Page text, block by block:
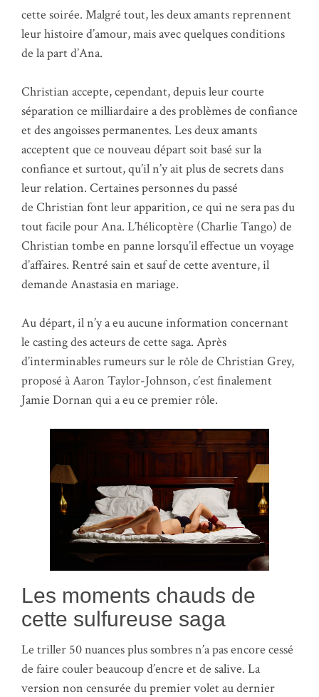
cette soirée. Malgré tout, les deux amants reprennent
leur histoire d’amour, mais avec quelques conditions
de la part d’Ana.
Christian accepte, cependant, depuis leur courte
séparation ce milliardaire a des problèmes de confiance
et des angoisses permanentes. Les deux amants
acceptent que ce nouveau départ soit basé sur la
confiance et surtout, qu’il n’y ait plus de secrets dans
leur relation. Certaines personnes du passé
de Christian font leur apparition, ce qui ne sera pas du
tout facile pour Ana. L’hélicoptère (Charlie Tango) de
Christian tombe en panne lorsqu’il effectue un voyage
d’affaires. Rentré sain et sauf de cette aventure, il
demande Anastasia en mariage.
Au départ, il n’y a eu aucune information concernant
le casting des acteurs de cette saga. Après
d’interminables rumeurs sur le rôle de Christian Grey,
proposé à Aaron Taylor-Johnson, c’est finalement
Jamie Dornan qui a eu ce premier rôle.
Les moments chauds de
cette sulfureuse saga
Le triller 50 nuances plus sombres n’a pas encore cessé
de faire couler beaucoup d’encre et de salive. La
version non censurée du premier volet au dernier